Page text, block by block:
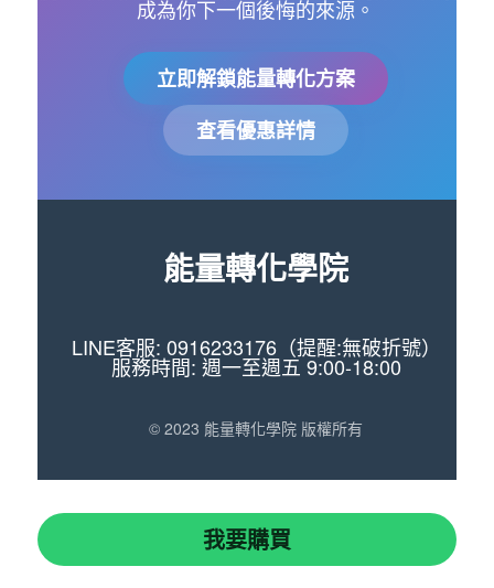
成為你下一個後悔的來源。
立即解鎖能量轉化方案
查看優惠詳情
能量轉化學院
LINE客服: 0916233176（提醒:無破折號）
服務時間: 週一至週五 9:00-18:00
© 2023 能量轉化學院 版權所有
我要購買